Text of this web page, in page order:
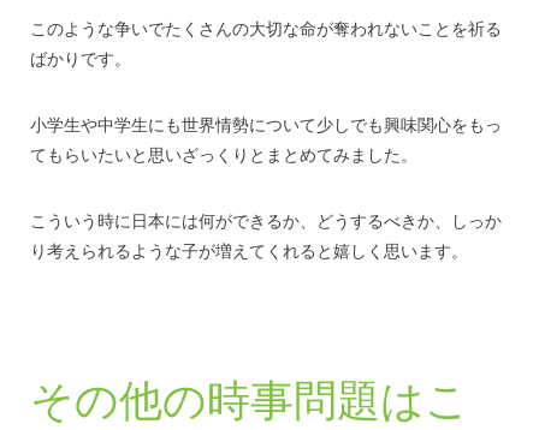
このような争いでたくさんの大切な命が奪われないことを祈る
ばかりです。
小学生や中学生にも世界情勢について少しでも興味関心をもっ
てもらいたいと思いざっくりとまとめてみました。
こういう時に日本には何ができるか、どうするべきか、しっか
り考えられるような子が増えてくれると嬉しく思います。
その他の時事問題はこ